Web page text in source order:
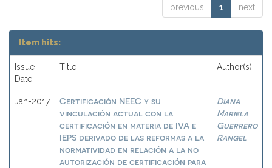
previous 1 next
Item hits:
Issue
Date
Title Author(s)
Jan-2017
Certificación NEEC y su
vinculación actual con la
certificación en materia de IVA e
IEPS derivado de las reformas a la
normatividad en relación a la no
autorización de certificación para
Diana
Mariela
Guerrero
Rangel